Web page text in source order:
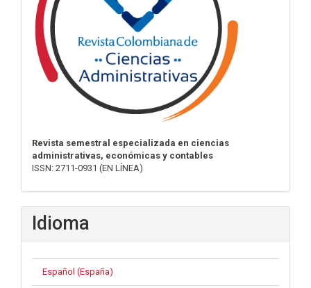
Revista semestral especializada en ciencias
administrativas, económicas y contables
ISSN: 2711-0931 (EN LÍNEA)
Idioma
Español (España)